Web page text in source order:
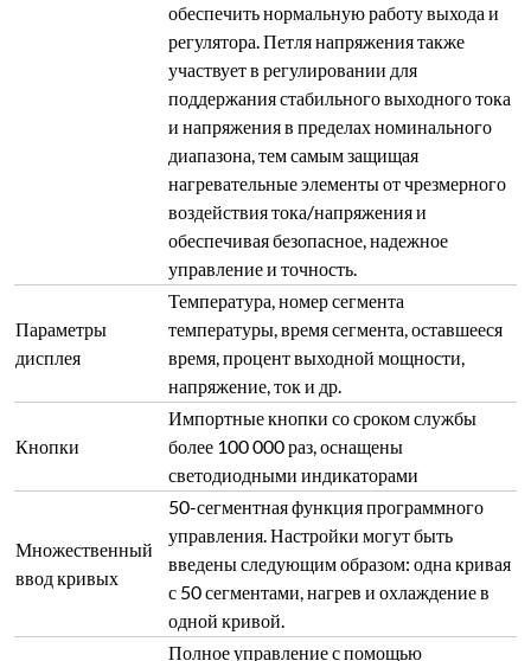
обеспечить нормальную работу выхода и
регулятора. Петля напряжения также
участвует в регулировании для
поддержания стабильного выходного тока
и напряжения в пределах номинального
диапазона, тем самым защищая
нагревательные элементы от чрезмерного
воздействия тока/напряжения и
обеспечивая безопасное, надежное
управление и точность.
Параметры
дисплея
Температура, номер сегмента
температуры, время сегмента, оставшееся
время, процент выходной мощности,
напряжение, ток и др.
Кнопки
Импортные кнопки со сроком службы
более 100 000 раз, оснащены
светодиодными индикаторами
Множественный
ввод кривых
50-сегментная функция программного
управления. Настройки могут быть
введены следующим образом: одна кривая
с 50 сегментами, нагрев и охлаждение в
одной кривой.
Полное управление с помощью